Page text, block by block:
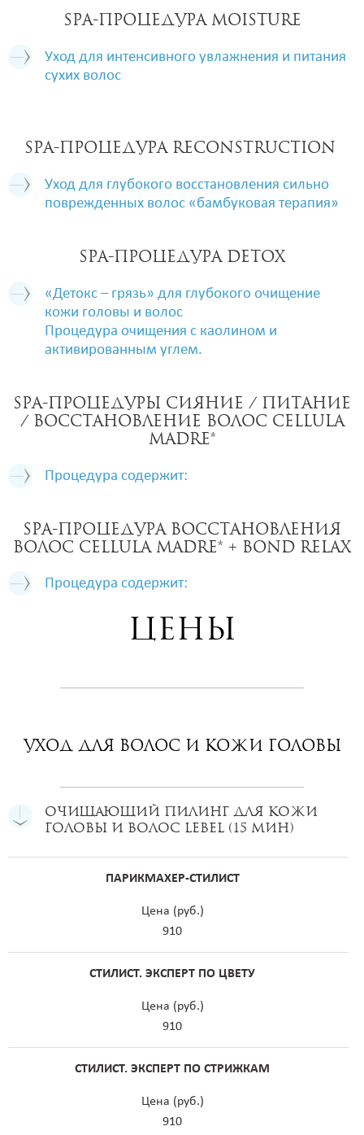
SPA-процедура Moisture
Уход для интенсивного увлажнения и питания
сухих волос
SPA-процедура RECONSTRUCTION
Уход для глубокого восстановления сильно
поврежденных волос «бамбуковая терапия»
SPA-процедура DETOX
«Детокс – грязь» для глубокого очищение
кожи головы и волос
Процедура очищения с каолином и
активированным углем.
SPA-процедуры сияние / питание
/ восстановление волос CELLULA
MADRE*
Процедура содержит:
SPA-процедура восстановления
волос CELLULA MADRE* + BOND RELAX
Процедура содержит:
Цены
Уход для волос и кожи головы
Очищающий пилинг для кожи
головы и волос Lebel (15 мин)
ПАРИКМАХЕР-СТИЛИСТ
Цена (руб.)
910
СТИЛИСТ. ЭКСПЕРТ ПО ЦВЕТУ
Цена (руб.)
910
СТИЛИСТ. ЭКСПЕРТ ПО СТРИЖКАМ
Цена (руб.)
910